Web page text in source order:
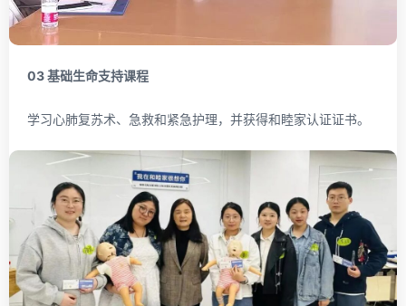
03基础生命支持课程
学习心肺复苏术、急救和紧急护理，并获得和睦家认证证书。